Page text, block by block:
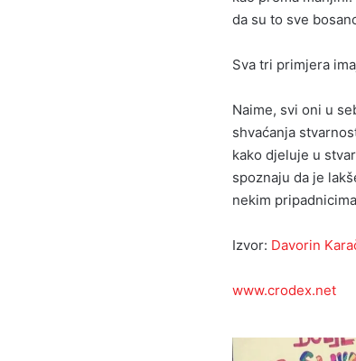
da su to sve
Sva tri primjera
Naime, svi oni u
shvaćanja
kako djeluje u
spoznaju da je
nekim
Izvor: Davorin
www.crodex.net